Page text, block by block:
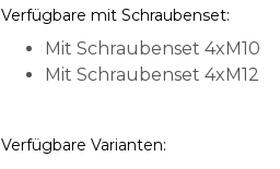
Verfügbare mit Schraubenset:
Mit Schraubenset 4xM10
Mit Schraubenset 4xM12
Verfügbare Varianten: